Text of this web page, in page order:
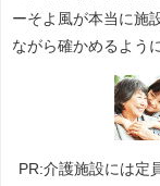
ーそよ風が本当に施
ながら確かめるよう
PR:介護施設には定